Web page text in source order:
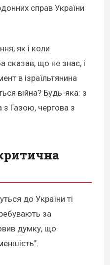
справ України
як і коли
сказав, що не знає, і
в ізраїльтянина
війна? Будь-яка: з
з Газою, чергова з
до України ті
за
думку, що